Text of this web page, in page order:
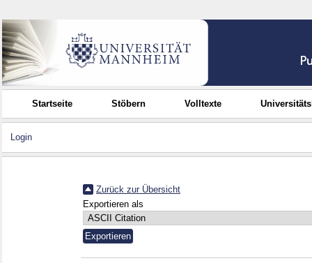
Startseite Stöbern Volltexte
Login
Zurück zur Übersicht
Exportieren als